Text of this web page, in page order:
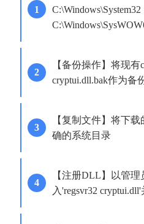
【备份操作】将现
cryptui.dll.bak作为备
【复制文件】将下
确的系统目录
【注册DLL】以管
入'regsvr32